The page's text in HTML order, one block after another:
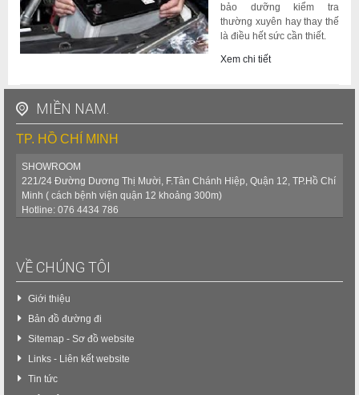
bảo dưỡng kiểm tra
thường xuyên hay thay thế
là điều hết sức cần thiết.
Xem chi tiết
MIỀN NAM.
TP. HỒ CHÍ MINH
SHOWROOM
221/24 Đường Dương Thị Mười, F.Tân Chánh Hiệp, Quận 12, TP.Hồ Chí
Minh ( cách bệnh viện quận 12 khoảng 300m)
Hotline: 076 4434 786
VỀ CHÚNG TÔI
Giới thiệu
Bản đồ đường đi
Sitemap - Sơ đồ website
Links - Liên kết website
Tin tức